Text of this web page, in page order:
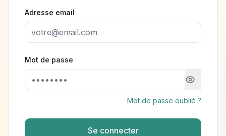
Adresse email
Mot de passe
Mot de passe oublié ?
Se connecter